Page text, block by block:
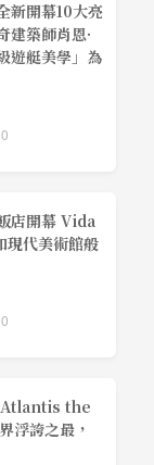
新開幕10大亮
建築師肖恩·
遊艇美學」為
店開幕 Vida
代美術館般
Atlantis the
浮誇之最，